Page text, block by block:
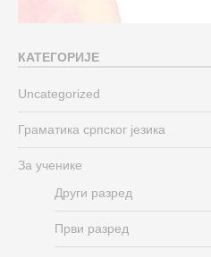
КАТЕГОРИЈЕ
Uncategorized
Граматика српског језика
За ученике
Други разред
Први разред